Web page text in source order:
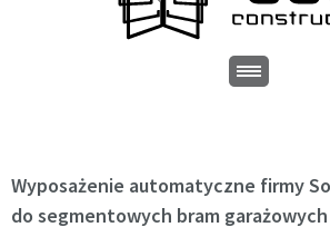
Wyposażenie automatyczne firmy
do segmentowych bram garażowych